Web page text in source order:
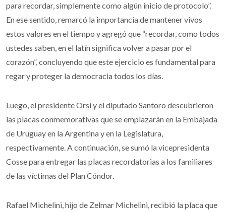
para recordar, simplemente como algún inicio de protocolo”.
En ese sentido, remarcó la importancia de mantener vivos
estos valores en el tiempo y agregó que “recordar, como todos
ustedes saben, en el latín significa volver a pasar por el
corazón”, concluyendo que este ejercicio es fundamental para
regar y proteger la democracia todos los días.
Luego, el presidente Orsi y el diputado Santoro descubrieron
las placas conmemorativas que se emplazarán en la Embajada
de Uruguay en la Argentina y en la Legislatura,
respectivamente. A continuación, se sumó la vicepresidenta
Cosse para entregar las placas recordatorias a los familiares
de las víctimas del Plan Cóndor.
Rafael Michelini, hijo de Zelmar Michelini, recibió la placa que